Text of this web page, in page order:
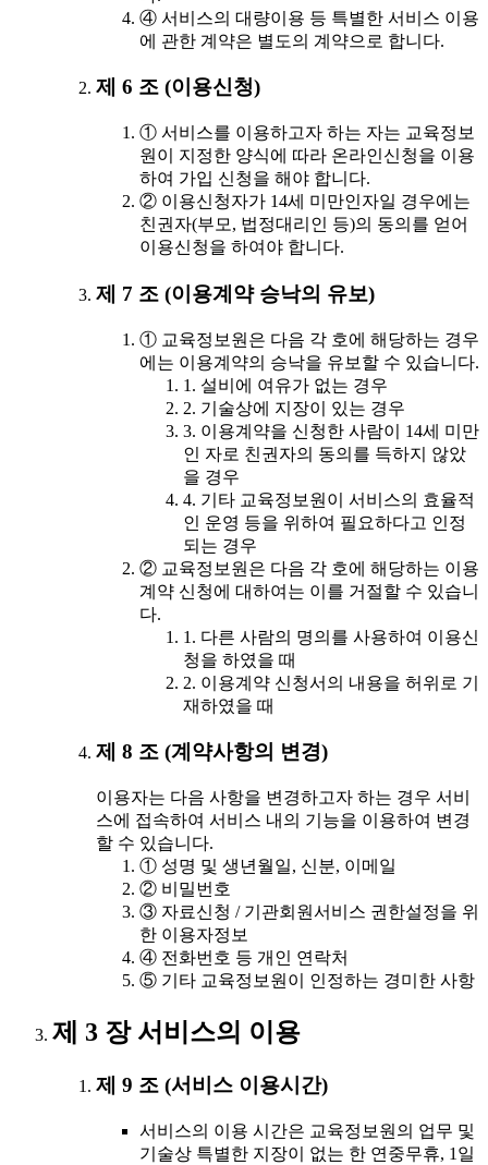
④ 서비스의 대량이용 등 특별한 서비스 이용
에 관한 계약은 별도의 계약으로 합니다.
제 6 조 (이용신청)
① 서비스를 이용하고자 하는 자는 교육정보
원이 지정한 양식에 따라 온라인신청을 이용
하여 가입 신청을 해야 합니다.
② 이용신청자가 14세 미만인자일 경우에는
친권자(부모, 법정대리인 등)의 동의를 얻어
이용신청을 하여야 합니다.
제 7 조 (이용계약 승낙의 유보)
① 교육정보원은 다음 각 호에 해당하는 경우
에는 이용계약의 승낙을 유보할 수 있습니다.
1. 설비에 여유가 없는 경우
2. 기술상에 지장이 있는 경우
3. 이용계약을 신청한 사람이 14세 미만
인 자로 친권자의 동의를 득하지 않았
을 경우
4. 기타 교육정보원이 서비스의 효율적
인 운영 등을 위하여 필요하다고 인정
되는 경우
② 교육정보원은 다음 각 호에 해당하는 이용
계약 신청에 대하여는 이를 거절할 수 있습니
다.
1. 다른 사람의 명의를 사용하여 이용신
청을 하였을 때
2. 이용계약 신청서의 내용을 허위로 기
재하였을 때
제 8 조 (계약사항의 변경)
이용자는 다음 사항을 변경하고자 하는 경우 서비
스에 접속하여 서비스 내의 기능을 이용하여 변경
할 수 있습니다.
① 성명 및 생년월일, 신분, 이메일
② 비밀번호
③ 자료신청 / 기관회원서비스 권한설정을 위
한 이용자정보
④ 전화번호 등 개인 연락처
⑤ 기타 교육정보원이 인정하는 경미한 사항
제 3 장 서비스의 이용
제 9 조 (서비스 이용시간)
서비스의 이용 시간은 교육정보원의 업무 및
기술상 특별한 지장이 없는 한 연중무휴, 1일